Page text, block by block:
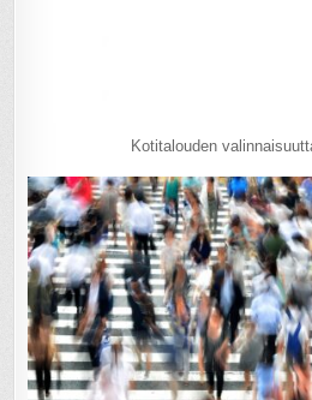
Kotitalouden